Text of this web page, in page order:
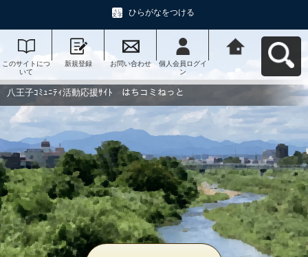
ひらがなをつける
このサイトにつ
いて
新規登録 お問い合わせ
個人会員ログイ
ン
動応援ｻｲﾄ はち
コミねっとへ戻
八王子ｺﾐｭﾆﾃｨ活動応援ｻｲﾄ はちコミねっと